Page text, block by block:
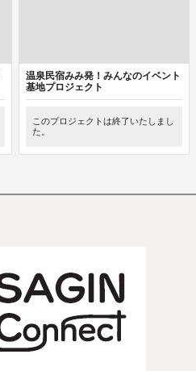
温泉民宿みみ発！みんなのイベント
基地プロジェクト
このプロジェクトは終了いたしまし
た。